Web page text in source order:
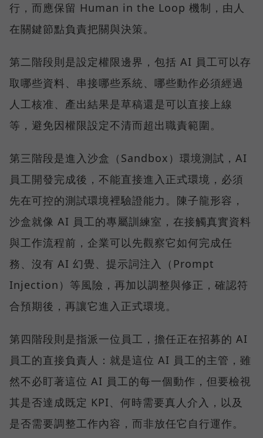
行，而應保留 Human in the Loop 機制，由人
在關鍵節點負責把關與決策。
第二階段則是設定權限邊界，包括 AI 員工可以存
取哪些資料、串接哪些系統、哪些動作必須經過
人工核准、產出結果是草稿還是可以直接上線
等，避免因權限設定不清而超出職責範圍。
第三階段是進入沙盒（Sandbox）環境測試，AI
員工開發完成後，不能直接進入正式環境，必須
先在可控的測試環境裡驗證能力。陳子龍形容，
沙盒就像 AI 員工的專屬訓練室，在接觸真實資料
與工作流程前，企業可以先觀察它如何完成任
務、沒有 AI 幻覺、提示詞注入（Prompt
Injection）等風險，再加以調整與修正，確認符
合預期後，再讓它進入正式環境。
第四階段則是指派一位員工，擔任正在招募的 AI
員工的直接負責人：就是這位 AI 員工的主管，雖
然不必盯著這位 AI 員工的每一個動作，但要檢視
其是否達成既定 KPI、何時需要真人介入，以及
是否需要調整工作內容，而非放任它自行運作。